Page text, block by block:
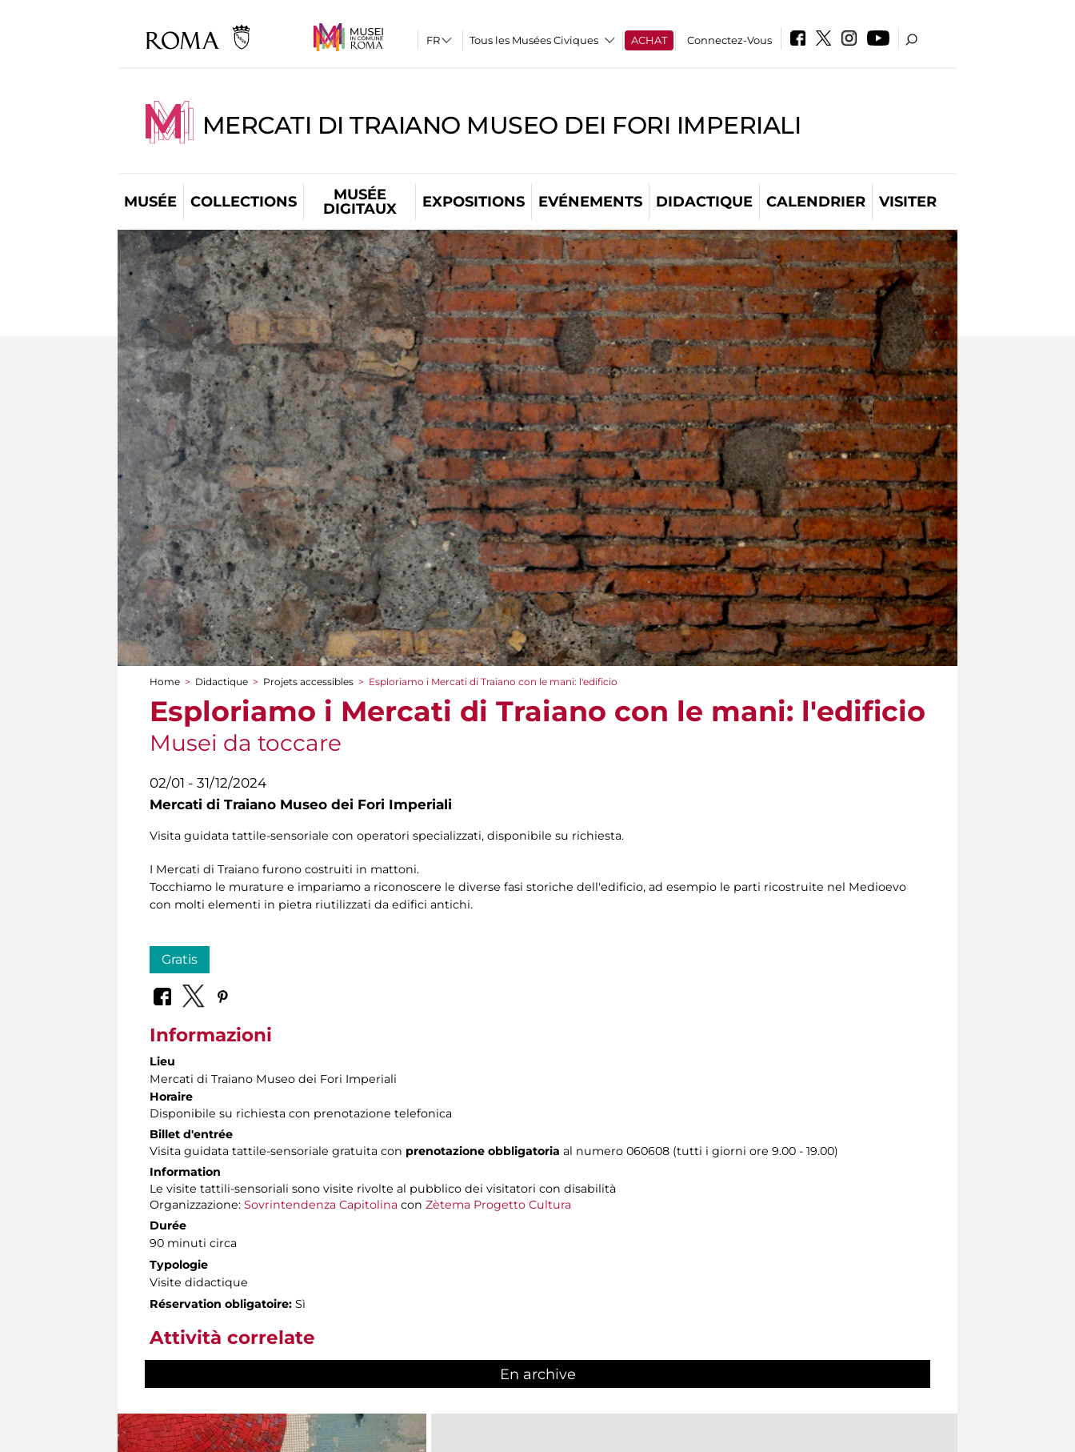
Tous les Musées Civiques ACHAT Connectez-Vous
MERCATI DI TRAIANO MUSEO DEI FORI IMPERIALI
MUSÉE COLLECTIONS
MUSÉE
DIGITAUX
EXPOSITIONS EVÉNEMENTS DIDACTIQUE CALENDRIER VISITER
You are here
Home > Didactique > Projets accessibles > Esploriamo i Mercati di Traiano con le mani: l'edificio
Esploriamo i Mercati di Traiano con le mani: l'edificio
Musei da toccare
02/01 - 31/12/2024
Mercati di Traiano Museo dei Fori Imperiali
Visita guidata tattile-sensoriale con operatori specializzati, disponibile su richiesta.
I Mercati di Traiano furono costruiti in mattoni.
Tocchiamo le murature e impariamo a riconoscere le diverse fasi storiche dell'edificio, ad esempio le parti ricostruite nel Medioevo
con molti elementi in pietra riutilizzati da edifici antichi.
Gratis
Informazioni
Lieu
Mercati di Traiano Museo dei Fori Imperiali
Horaire
Disponibile su richiesta con prenotazione telefonica
Billet d'entrée
Visita guidata tattile-sensoriale gratuita con prenotazione obbligatoria al numero 060608 (tutti i giorni ore 9.00 - 19.00)
Information
Le visite tattili-sensoriali sono visite rivolte al pubblico dei visitatori con disabilità
Organizzazione: Sovrintendenza Capitolina con Zètema Progetto Cultura
Durée
90 minuti circa
Typologie
Visite didactique
Réservation obligatoire: Sì
Attività correlate
En archive